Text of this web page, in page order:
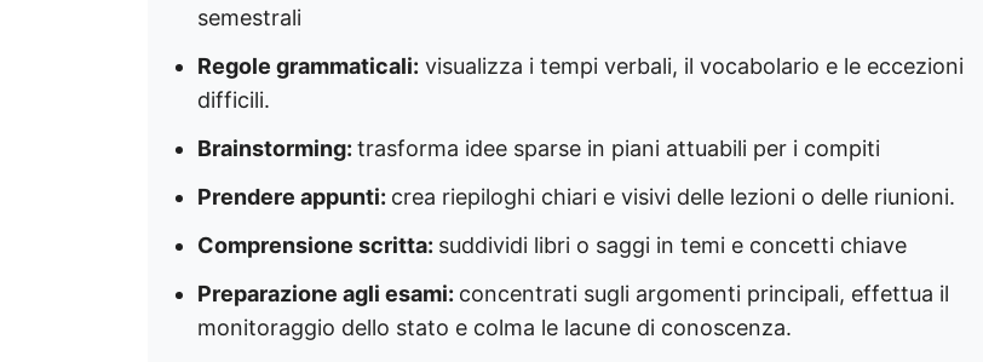
semestrali
Regole grammaticali: visualizza i tempi verbali, il vocabolario e le eccezioni
difficili.
Brainstorming: trasforma idee sparse in piani attuabili per i compiti
Prendere appunti: crea riepiloghi chiari e visivi delle lezioni o delle riunioni.
Comprensione scritta: suddividi libri o saggi in temi e concetti chiave
Preparazione agli esami: concentrati sugli argomenti principali, effettua il
monitoraggio dello stato e colma le lacune di conoscenza.